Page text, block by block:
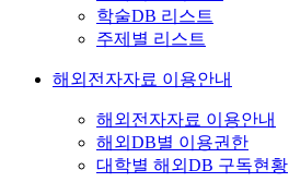
학술DB 리스트
주제별 리스트
해외전자자료 이용안내
해외전자자료 이용안내
해외DB별 이용권한
대학별 해외DB 구독현황